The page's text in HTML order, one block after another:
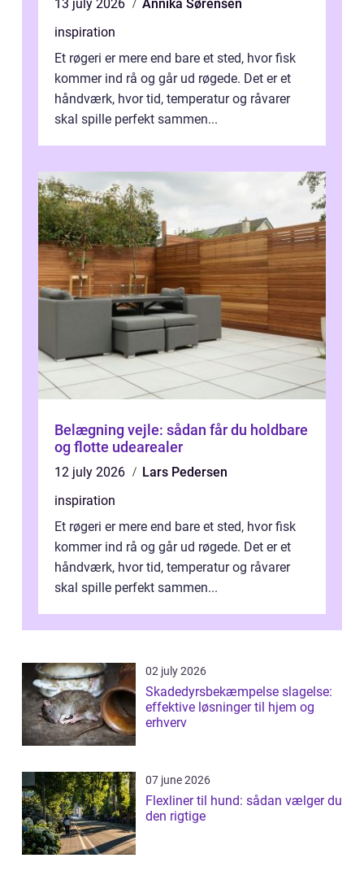
13 july 2026
Annika Sørensen
inspiration
Et røgeri er mere end bare et sted, hvor fisk
kommer ind rå og går ud røgede. Det er et
håndværk, hvor tid, temperatur og råvarer
skal spille perfekt sammen...
Belægning vejle: sådan får du holdbare
og flotte udearealer
12 july 2026
Lars Pedersen
inspiration
Et røgeri er mere end bare et sted, hvor fisk
kommer ind rå og går ud røgede. Det er et
håndværk, hvor tid, temperatur og råvarer
skal spille perfekt sammen...
02 july 2026
Skadedyrsbekæmpelse slagelse:
effektive løsninger til hjem og
erhverv
07 june 2026
Flexliner til hund: sådan vælger du
den rigtige